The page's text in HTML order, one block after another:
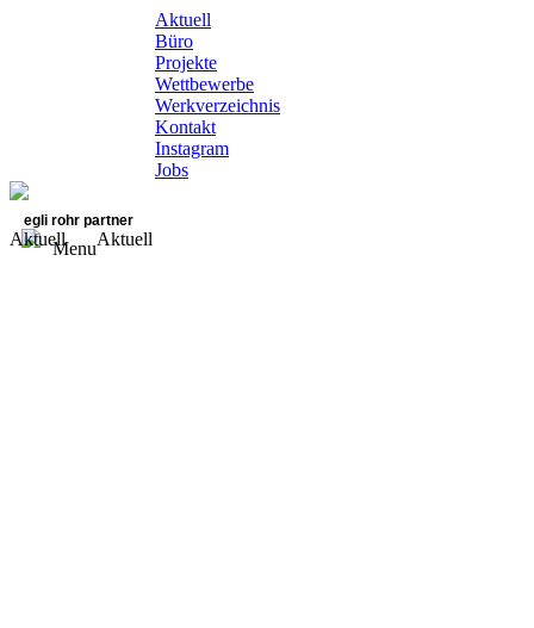
Aktuell
Büro
Projekte
Wettbewerbe
Werkverzeichnis
Kontakt
Instagram
Jobs
egli rohr partner
Menu
Aktuell Aktuell